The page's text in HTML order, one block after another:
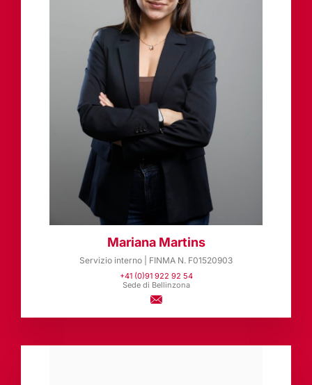
Mariana Martins
Servizio interno | FINMA N. F01520903
+41 (0)91 922 92 54
Sede di Bellinzona